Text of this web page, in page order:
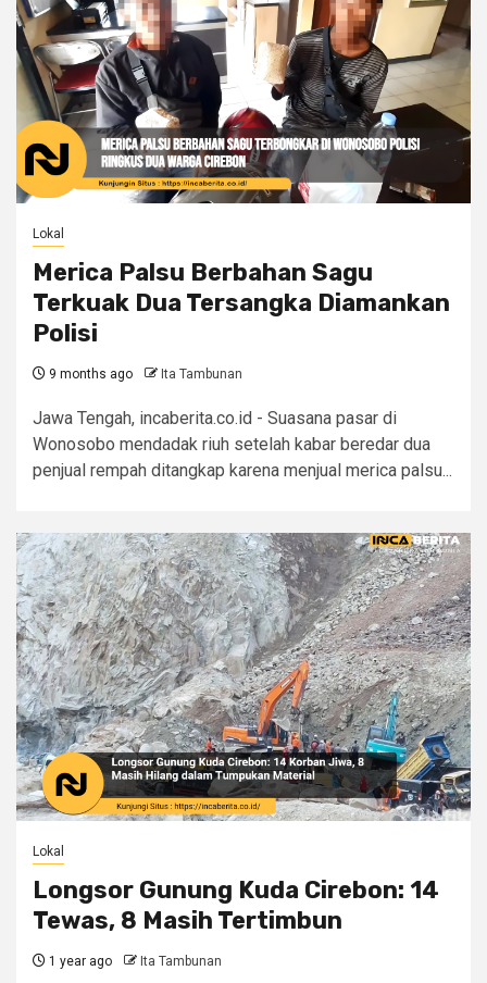
Lokal
Merica Palsu Berbahan Sagu
Terkuak Dua Tersangka Diamankan
Polisi
9 months ago Ita Tambunan
Jawa Tengah, incaberita.co.id - Suasana pasar di
Wonosobo mendadak riuh setelah kabar beredar dua
penjual rempah ditangkap karena menjual merica palsu...
Lokal
Longsor Gunung Kuda Cirebon: 14
Tewas, 8 Masih Tertimbun
1 year ago Ita Tambunan